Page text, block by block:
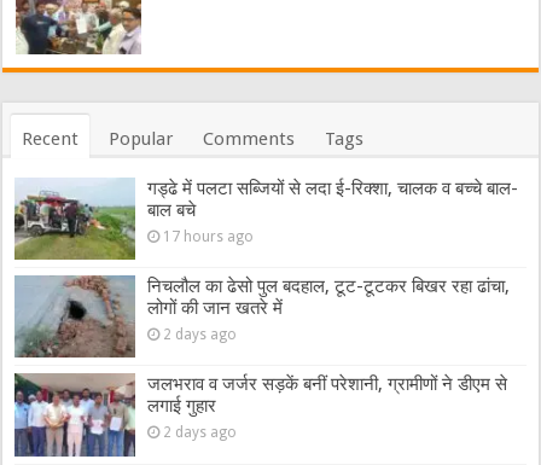
Recent Popular Comments Tags
गड्ढे में पलटा सब्जियों से लदा ई-रिक्शा, चालक व बच्चे बाल-
बाल बचे
17 hours ago
निचलौल का ढेसो पुल बदहाल, टूट-टूटकर बिखर रहा ढांचा,
लोगों की जान खतरे में
2 days ago
जलभराव व जर्जर सड़कें बनीं परेशानी, ग्रामीणों ने डीएम से
लगाई गुहार
2 days ago